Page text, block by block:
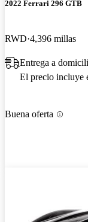
2022 Ferrari 296 GTB
RWD 4,396 millas
Entrega a
El precio incluye
Buena oferta